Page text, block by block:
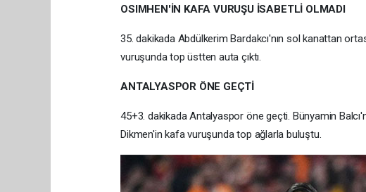
OSIMHEN'İN KAFA VURUŞU İSABETLİ OLMADI
35. dakikada Abdülkerim Bardakcı'nın sol kanattan
vuruşunda top üstten auta çıktı.
ANTALYASPOR ÖNE GEÇTİ
45+3. dakikada Antalyaspor öne geçti. Bünyamin
Dikmen'in kafa vuruşunda top ağlarla buluştu.